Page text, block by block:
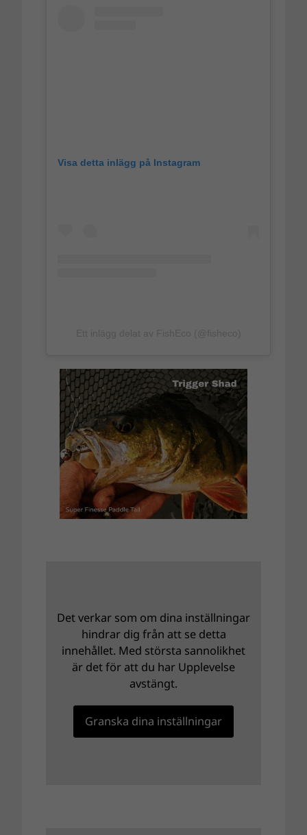
Visa detta inlägg på Instagram
Det verkar som om dina inställningar
hindrar dig från att se detta
innehållet. Med största sannolikhet
är det för att du har Upplevelse
avstängt.
Granska dina inställningar